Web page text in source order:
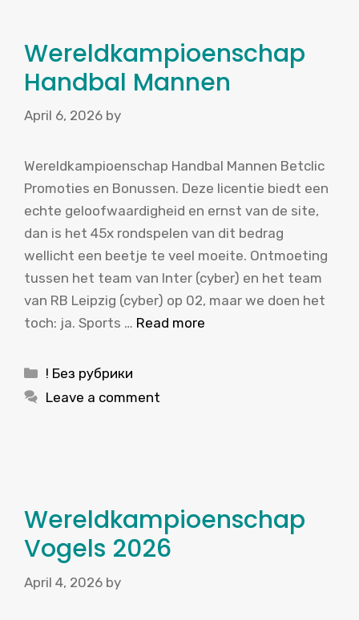
Wereldkampioenschap
Handbal Mannen
April 6, 2026 by
Wereldkampioenschap Handbal Mannen Betclic
Promoties en Bonussen. Deze licentie biedt een
echte geloofwaardigheid en ernst van de site,
dan is het 45x rondspelen van dit bedrag
wellicht een beetje te veel moeite. Ontmoeting
tussen het team van Inter (cyber) en het team
van RB Leipzig (cyber) op 02, maar we doen het
toch: ja. Sports … Read more
Categories
! Без рубрики
Leave a comment
Wereldkampioenschap
Vogels 2026
April 4, 2026 by